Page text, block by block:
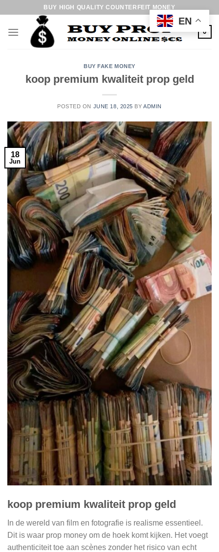
content
BUY HIGH QUALITY COUNTERFEIT MONEY
0
BUY FAKE MONEY
koop premium kwaliteit prop geld
POSTED ON JUNE 18, 2025 BYADMIN
18
Jun
koop premium kwaliteit prop geld
In de wereld van film en fotografie is realisme essentieel.
Dit is waar prop money om de hoek komt kijken. Het voegt
authenticiteit toe aan scènes zonder het risico van echt
EN